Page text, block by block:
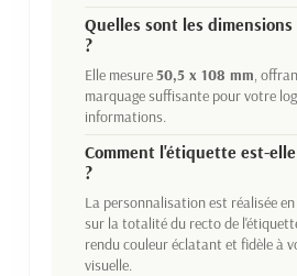
Quelles sont les
?
Elle mesure50,5 x 108 mm,
marquage suffisante pour votre
informations.
Comment l'étiquette est-
?
La personnalisation est réalisée en
sur la totalité du recto de
rendu couleur éclatant et fidèle à
visuelle.